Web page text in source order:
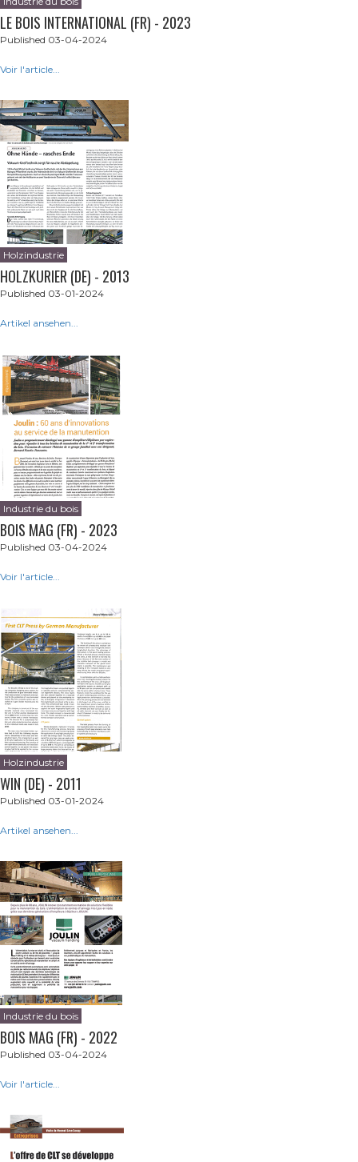
LE BOIS INTERNATIONAL (FR) - 2023
Published 03-04-2024
Voir l'article...
Holzindustrie
HOLZKURIER (DE) - 2013
Published 03-01-2024
Artikel ansehen...
Industrie du bois
BOIS MAG (FR) - 2023
Published 03-04-2024
Voir l'article...
Holzindustrie
WIN (DE) - 2011
Published 03-01-2024
Artikel ansehen...
Industrie du bois
BOIS MAG (FR) - 2022
Published 03-04-2024
Voir l'article...